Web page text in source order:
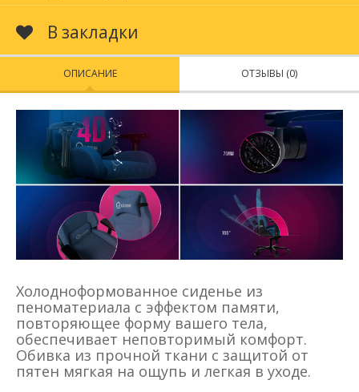
В закладки
ОПИСАНИЕ ОТЗЫВЫ (0)
Холодноформованное сиденье из
пеноматериала с эффектом памяти,
повторяющее форму вашего тела,
обеспечивает неповторимый комфорт.
Обивка из прочной ткани с защитой от
пятен мягкая на ощупь и легкая в уходе.